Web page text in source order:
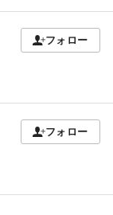
フォロー
フォロー